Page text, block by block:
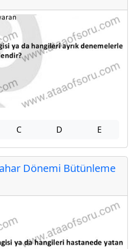
C D E
Dönemi Bütünleme